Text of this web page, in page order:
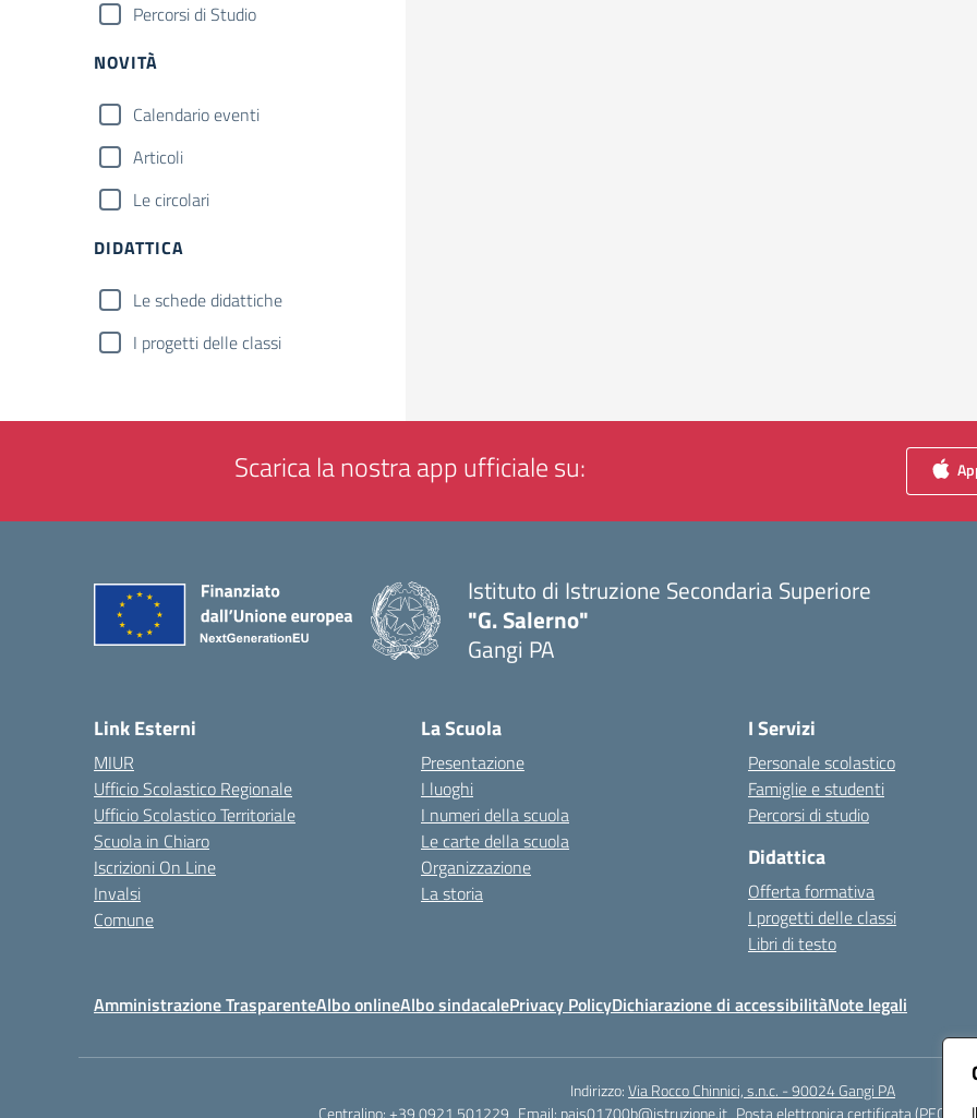
Percorsi di Studio
NOVITÀ
Calendario eventi
Articoli
Le circolari
DIDATTICA
Le schede didattiche
I progetti delle classi
Scarica la nostra app ufficiale su:
Istituto di Istruzione Secondaria Superiore
"G. Salerno"
Gangi PA
Link Esterni
MIUR
Ufficio Scolastico Regionale
Ufficio Scolastico Territoriale
Scuola in Chiaro
Iscrizioni On Line
Invalsi
Comune
La Scuola
Presentazione
I luoghi
I numeri della scuola
Le carte della scuola
Organizzazione
La storia
I Servizi
Personale scolastico
Famiglie e studenti
Percorsi di studio
Didattica
Offerta formativa
I progetti delle classi
Libri di testo
Amministrazione TrasparenteAlbo onlineAlbo sindacalePrivacy PolicyDichiarazione di accessibilitàNote legali
Indirizzo:Via Rocco Chinnici, s.n.c. - 90024 Gangi PA
Centralino:+39 0921 501229 Email: pais01700b@istruzione.it Posta elettronica certificata (PEC):